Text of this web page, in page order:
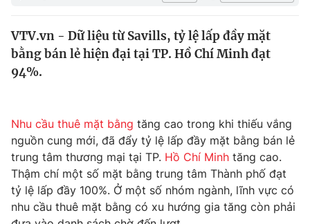
Thế giới
Thế giới đó đây
Câu chuyện quốc tế
Tài chính
Thị trường
Góc doanh nghiệp
Dữ liệu và đời sống
Truyền hình
Phim VTV
VTV.vn - Dữ liệu từ Savills, tỷ lệ lấp đầy mặt
bằng bán lẻ hiện đại tại TP. Hồ Chí Minh đạt
94%.
Nhu cầu thuê mặt bằng tăng cao trong khi thiếu vắng
nguồn cung mới, đã đẩy tỷ lệ lấp đầy mặt bằng bán lẻ
trung tâm thương mại tại TP. Hồ Chí Minh tăng cao.
Thậm chí một số mặt bằng trung tâm Thành phố đạt
tỷ lệ lấp đầy 100%. Ở một số nhóm ngành, lĩnh vực có
nhu cầu thuê mặt bằng có xu hướng gia tăng còn phải